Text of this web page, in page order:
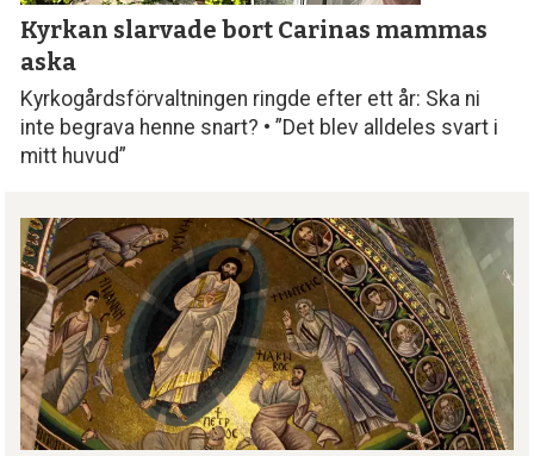
Kyrkan slarvade bort Carinas mammas
aska
Kyrkogårdsförvaltningen ringde efter ett år: Ska ni
inte begrava henne snart? • ”Det blev alldeles svart i
mitt huvud”